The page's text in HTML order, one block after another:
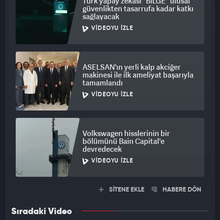
güvenlikten tasarrufa kadar katkı
sağlayacak
VIDEOYU İZLE
ASELSAN'ın yerli kalp akciğer
makinesi ile ilk ameliyat başarıyla
tamamlandı
VIDEOYU İZLE
Volkswagen hisslerinin bir
bölümünü Bain Capital'e
devredecek
VIDEOYU İZLE
SİTENE EKLE HABERE DÖN
Sıradaki Video